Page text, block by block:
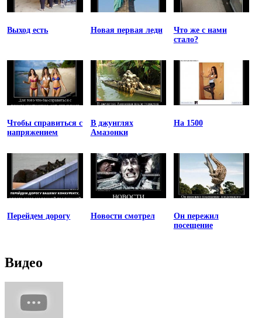
Выход есть Новая первая леди
Что же с нами
стало?
Чтобы справиться с
напряжением
В джунглях
Амазонки
На 1500
Перейдем дорогу Новости смотрел
Он пережил
посещение
Видео